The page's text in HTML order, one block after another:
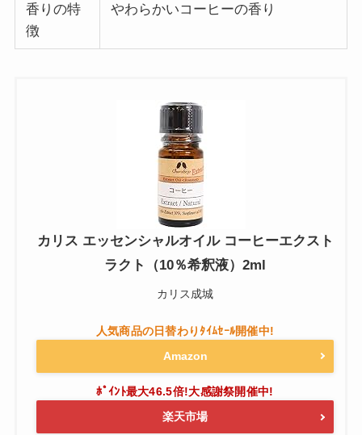
香りの特
徴
やわらかいコーヒーの香り
カリス エッセンシャルオイル コーヒーエクスト
ラクト（10％希釈液）2ml
カリス成城
Amazon
楽天市場